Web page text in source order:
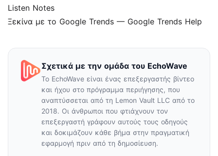
Listen Notes
Ξεκίνα με το Google Trends — Google Trends Help
Σχετικά με την ομάδα του EchoWave
Το EchoWave είναι ένας επεξεργαστής βίντεο
και ήχου στο πρόγραμμα περιήγησης, που
αναπτύσσεται από τη Lemon Vault LLC από το
2018. Οι άνθρωποι που φτιάχνουν τον
επεξεργαστή γράφουν αυτούς τους οδηγούς
και δοκιμάζουν κάθε βήμα στην πραγματική
εφαρμογή πριν από τη δημοσίευση.